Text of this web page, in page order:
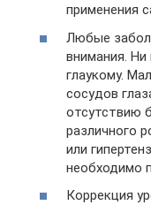
применения
Любые
внимания. Ни
глаукому.
сосудов
отсутствию
различного
или
необходимо
Коррекция